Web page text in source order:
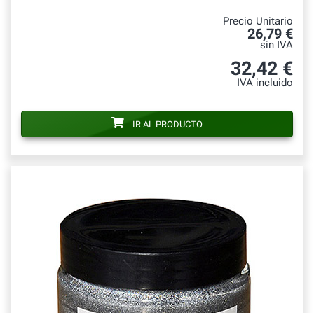
Precio Unitario
26,79 €
sin IVA
32,42 €
IVA incluido
IR AL PRODUCTO